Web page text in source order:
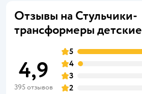
Отзывы на Стульчики-
трансформеры детские
4,9
395 отзывов
5
4
3
2